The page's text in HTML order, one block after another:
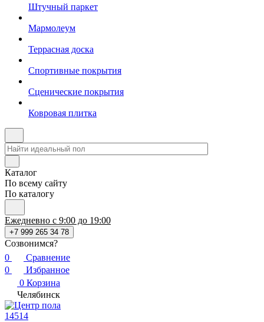
Штучный паркет
Мармолеум
Террасная доска
Спортивные покрытия
Сценические покрытия
Ковровая плитка
Каталог
По всему сайту
По каталогу
Ежедневно с 9:00 до 19:00
+7 999 265 34 78
Созвонимся?
0
Сравнение
0
Избранное
0 Корзина
Челябинск
14514